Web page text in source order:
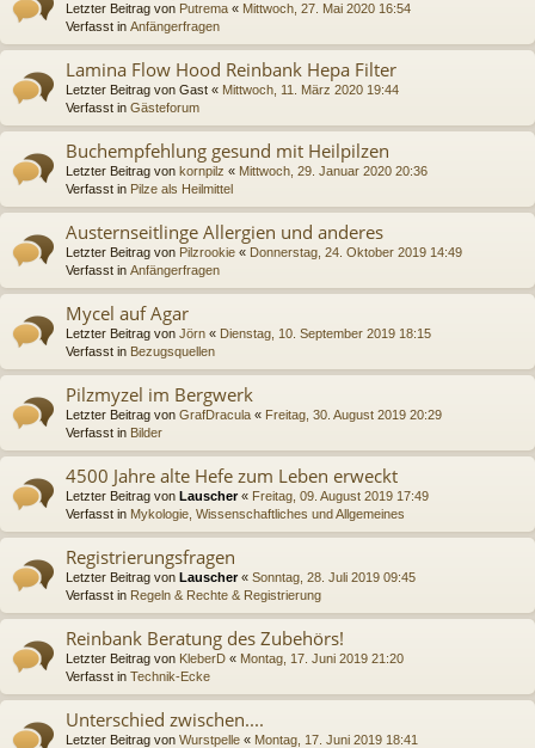
Letzter Beitrag von Putrema « Mittwoch, 27. Mai 2020 16:54
Verfasst in Anfängerfragen
Lamina Flow Hood Reinbank Hepa Filter
Letzter Beitrag von Gast « Mittwoch, 11. März 2020 19:44
Verfasst in Gästeforum
Buchempfehlung gesund mit Heilpilzen
Letzter Beitrag von kornpilz « Mittwoch, 29. Januar 2020 20:36
Verfasst in Pilze als Heilmittel
Austernseitlinge Allergien und anderes
Letzter Beitrag von Pilzrookie « Donnerstag, 24. Oktober 2019 14:49
Verfasst in Anfängerfragen
Mycel auf Agar
Letzter Beitrag von Jörn « Dienstag, 10. September 2019 18:15
Verfasst in Bezugsquellen
Pilzmyzel im Bergwerk
Letzter Beitrag von GrafDracula « Freitag, 30. August 2019 20:29
Verfasst in Bilder
4500 Jahre alte Hefe zum Leben erweckt
Letzter Beitrag von Lauscher« Freitag, 09. August 2019 17:49
Verfasst in Mykologie, Wissenschaftliches und Allgemeines
Registrierungsfragen
Letzter Beitrag von Lauscher« Sonntag, 28. Juli 2019 09:45
Verfasst in Regeln & Rechte & Registrierung
Reinbank Beratung des Zubehörs!
Letzter Beitrag von KleberD « Montag, 17. Juni 2019 21:20
Verfasst in Technik-Ecke
Unterschied zwischen....
Letzter Beitrag von Wurstpelle « Montag, 17. Juni 2019 18:41